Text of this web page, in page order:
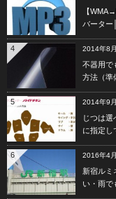
【
バーター
4 2014年8
不器用で
方法（準
5 2014年9
じつは選
に指定し
6 2016年4
新宿ルミ
い・雨で